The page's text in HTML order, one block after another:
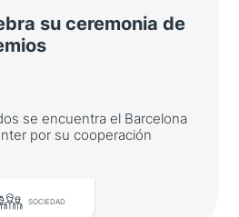
su ceremonia de
se encuentra el Barcelona
por su cooperación
SOCIEDAD